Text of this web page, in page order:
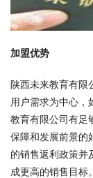
加盟优势
陕西未来教育有限
用户需求为中心，
教育有限公司有足
保障和发展前景的
的销售返利政策并
成更高的销售目标。